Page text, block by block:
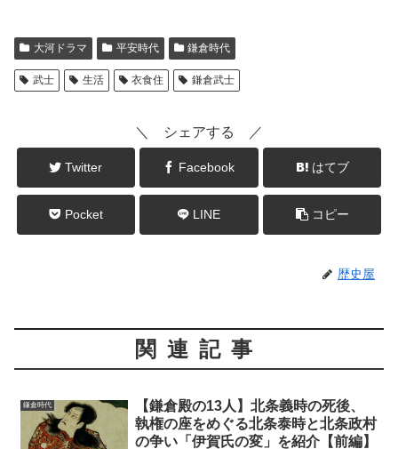
大河ドラマ 平安時代 鎌倉時代
武士 生活 衣食住 鎌倉武士
＼ シェアする ／
Twitter Facebook はてブ
Pocket LINE コピー
歴史屋
関連記事
鎌倉時代
【鎌倉殿の13人】北条義時の死後、
執権の座をめぐる北条泰時と北条政村
の争い「伊賀氏の変」を紹介【前編】